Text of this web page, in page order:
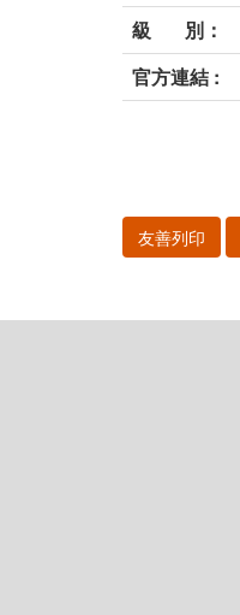
級 別：
官方連結 :
友善列印